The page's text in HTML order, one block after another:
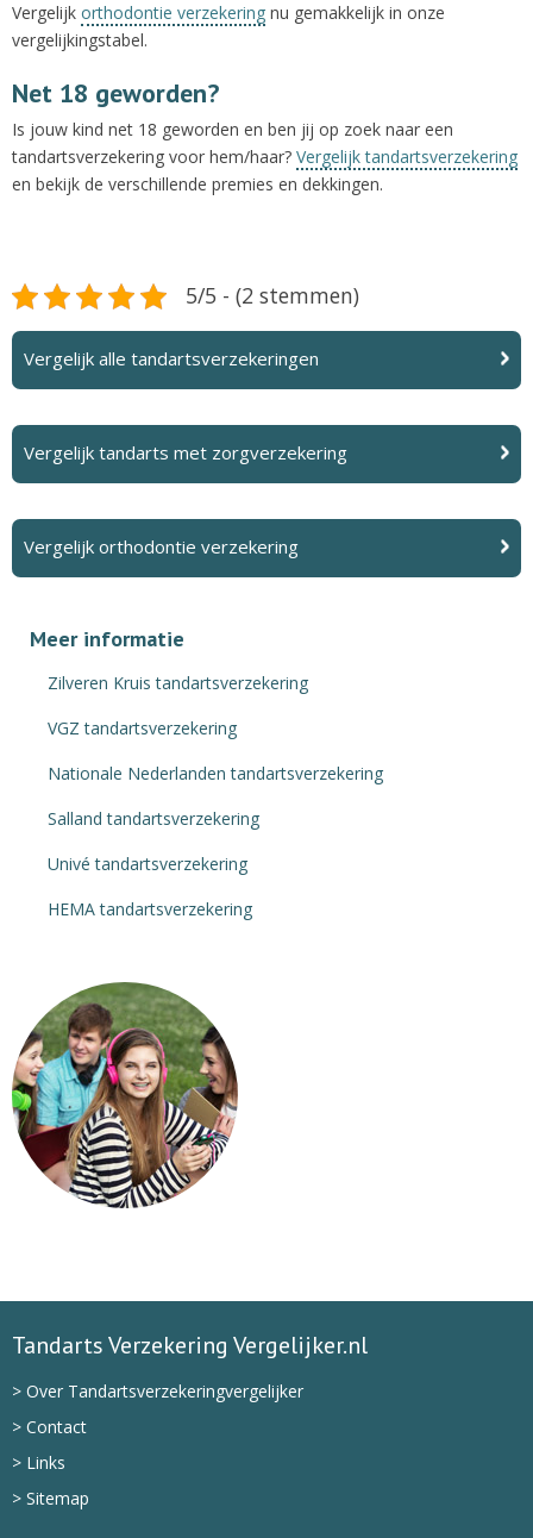
Vergelijk orthodontie verzekering nu gemakkelijk in onze
vergelijkingstabel.
Net 18 geworden?
Is jouw kind net 18 geworden en ben jij op zoek naar een
tandartsverzekering voor hem/haar? Vergelijk tandartsverzekering
en bekijk de verschillende premies en dekkingen.
5/5 - (2 stemmen)
Vergelijk alle tandartsverzekeringen
Vergelijk tandarts met zorgverzekering
Vergelijk orthodontie verzekering
Meer informatie
Zilveren Kruis tandartsverzekering
VGZ tandartsverzekering
Nationale Nederlanden tandartsverzekering
Salland tandartsverzekering
Univé tandartsverzekering
HEMA tandartsverzekering
Tandarts Verzekering Vergelijker.nl
> Over Tandartsverzekeringvergelijker
> Contact
> Links
> Sitemap